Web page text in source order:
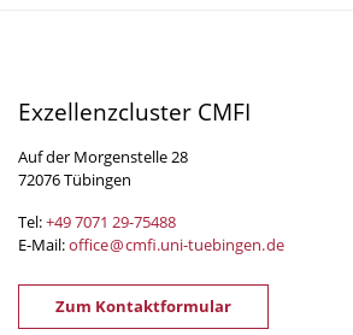
Exzellenzcluster CMFI
Auf der Morgenstelle 28
72076 Tübingen
Tel:+49 7071 29-75488
E-Mail:office@cmfi.uni-tuebingen.de
Zum Kontaktformular